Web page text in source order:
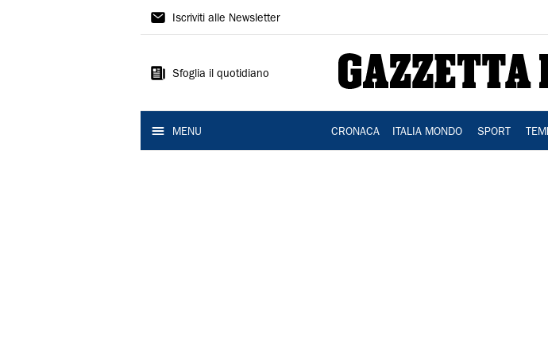
Gazzetta
Reggio
Iscriviti alle Newsletter
Sfoglia il quotidiano
MENU CRONACA ITALIA MONDO SPORT